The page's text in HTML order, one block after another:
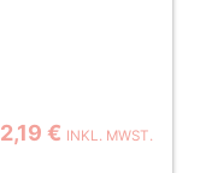
2,19 € INKL. MWST.